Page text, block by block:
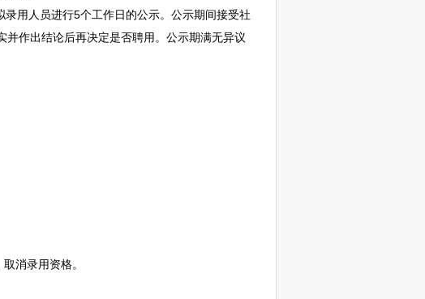
用人员进行5个工作日的公示。公示期间接受社
作出结论后再决定是否聘用。公示期满无异议
消录用资格。